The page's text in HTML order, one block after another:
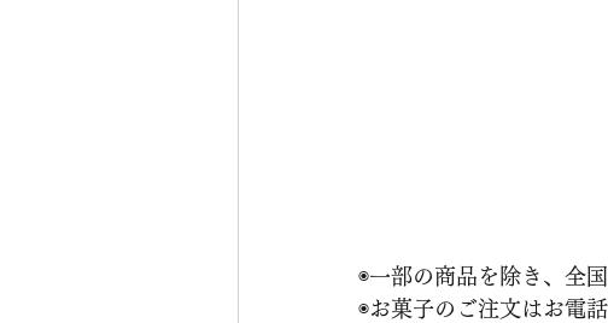
◉一部の商品を除き、全
◉お菓子のご注文はお電